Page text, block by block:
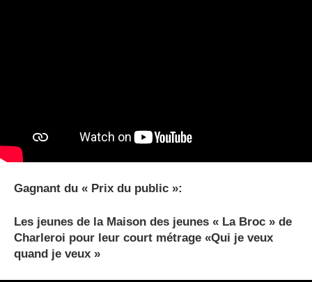
Gagnant du « Prix du public »:
Les jeunes de la Maison des jeunes « La Broc » de
Charleroi pour leur court métrage «Qui je veux
quand je veux »